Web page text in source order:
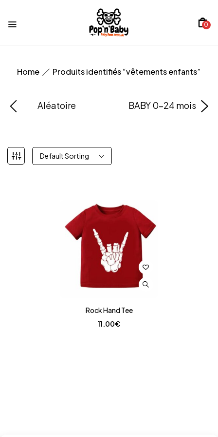
0
Home Produits identifiés “vêtements enfants”
Aléatoire BABY 0-24 mois
Default Sorting
Rock Hand Tee
11,00€